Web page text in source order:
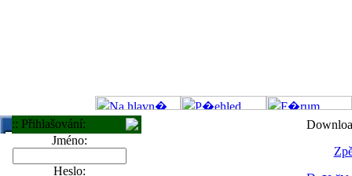
:: Přihlašování:
Jméno:
Heslo: